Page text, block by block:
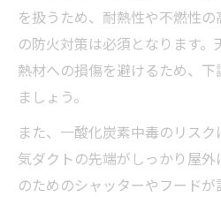
を扱うため、耐熱性や不燃性
の防火対策は必須となります
熱材への損傷を避けるため、
ましょう。
また、一酸化炭素中毒のリス
気ダクトの先端がしっかり屋
のためのシャッターやフード